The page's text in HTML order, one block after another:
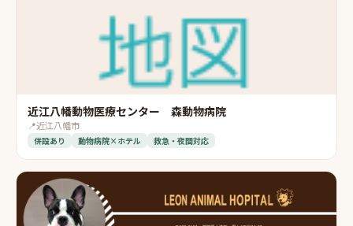
近江八幡動物医療センター 森動物病院
📍近江八幡市
併設あり 動物病院×ホテル 救急・夜間対応